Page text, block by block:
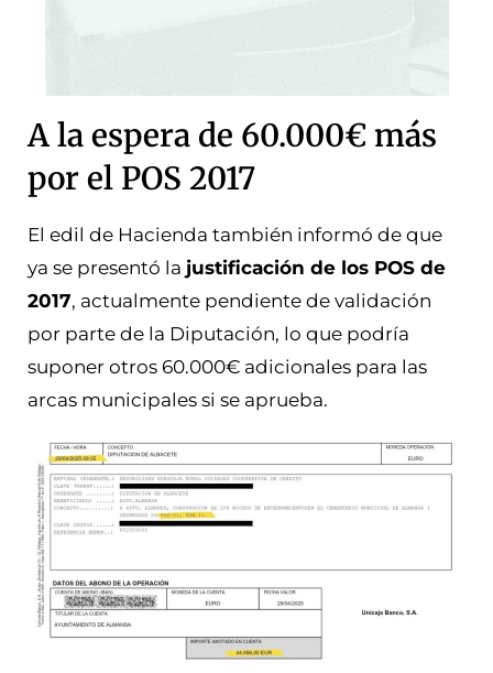
A la espera de 60.000€ más
por el POS 2017
El edil de Hacienda también informó de que
ya se presentó la justificación de los POS de
2017, actualmente pendiente de validación
por parte de la Diputación, lo que podría
suponer otros 60.000€ adicionales para las
arcas municipales si se aprueba.